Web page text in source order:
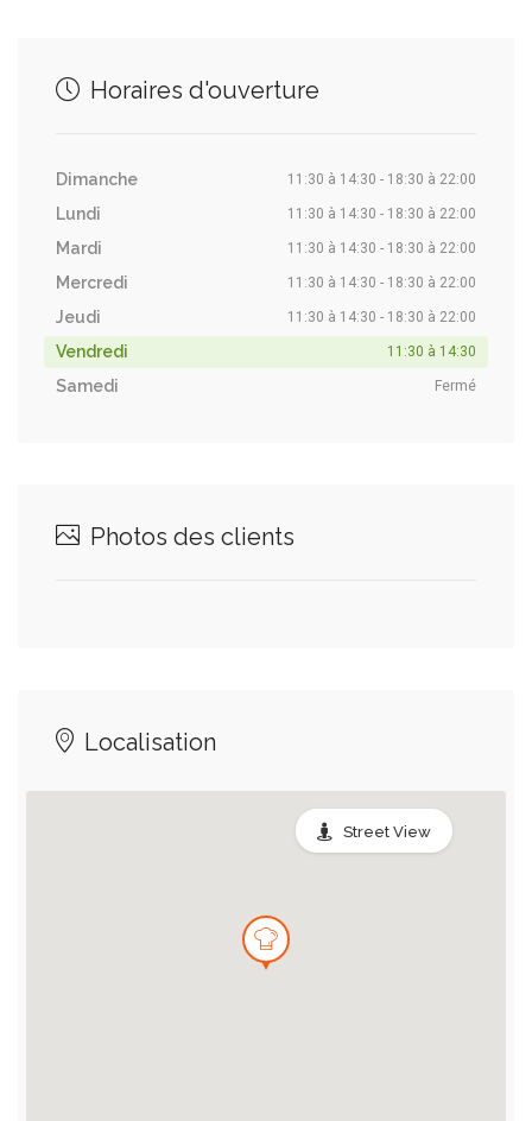
Horaires d'ouverture
Dimanche 11:30 à 14:30 - 18:30 à 22:00
Lundi 11:30 à 14:30 - 18:30 à 22:00
Mardi 11:30 à 14:30 - 18:30 à 22:00
Mercredi 11:30 à 14:30 - 18:30 à 22:00
Jeudi 11:30 à 14:30 - 18:30 à 22:00
Vendredi 11:30 à 14:30
Samedi Fermé
Photos des clients
Localisation
Street View